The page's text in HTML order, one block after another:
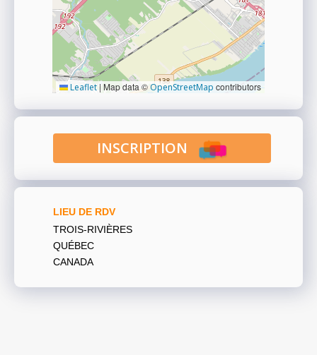
Leaflet | Map data ©OpenStreetMap contributors
INSCRIPTION
LIEU DE RDV
TROIS-RIVIÈRES
QUÉBEC
CANADA